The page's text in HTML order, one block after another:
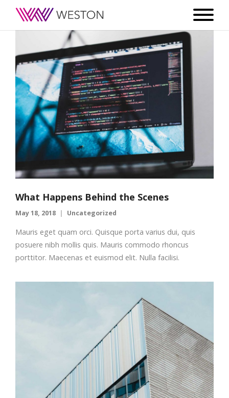
What Happens Behind the Scenes
May 18, 2018 Uncategorized
Mauris eget quam orci. Quisque porta varius dui, quis
posuere nibh mollis quis. Mauris commodo rhoncus
porttitor. Maecenas et euismod elit. Nulla facilisi.